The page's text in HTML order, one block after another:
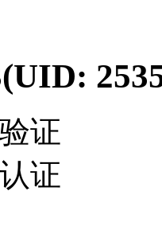
(UID:
证
证